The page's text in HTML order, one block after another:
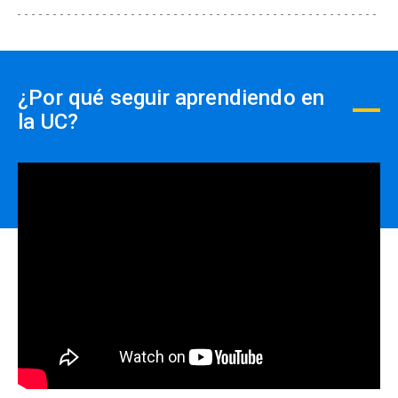
¿Por qué seguir aprendiendo en
la UC?